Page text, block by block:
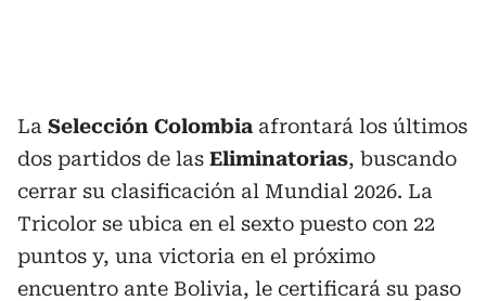
La Selección Colombia afrontará los últimos
dos partidos de las Eliminatorias, buscando
cerrar su clasificación al Mundial 2026. La
Tricolor se ubica en el sexto puesto con 22
puntos y, una victoria en el próximo
encuentro ante Bolivia, le certificará su paso